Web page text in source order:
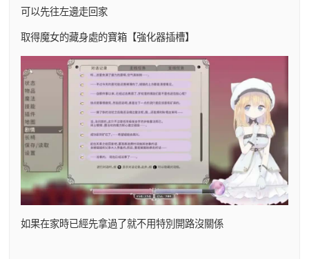
可以先往左邊走回家
取得魔女的藏身處的寶箱【強化器插槽】
如果在家時已經先拿過了就不用特別開路沒關係